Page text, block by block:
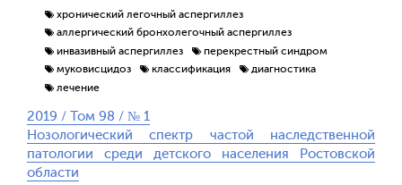
хронический легочный аспергиллез
аллергический бронхолегочный аспергиллез
инвазивный аспергиллез
перекрестный синдром
муковисцидоз
классификация
диагностика
лечение
2019 / Том 98 / № 1
Нозологический спектр частой наследственной
патологии среди детского населения Ростовской
области